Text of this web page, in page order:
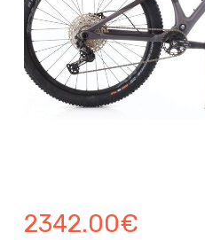
2342.00€